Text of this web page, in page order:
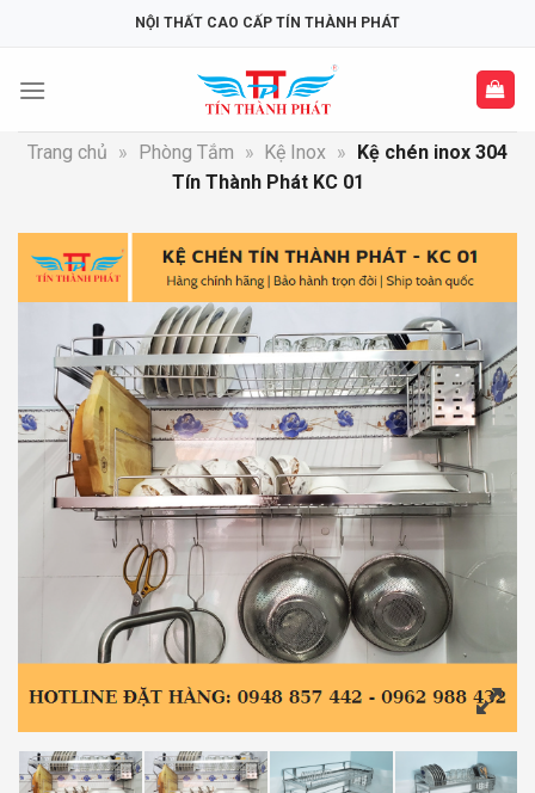
NỘI THẤT CAO CẤP TÍN THÀNH PHÁT
Trang chủ » Phòng Tắm » Kệ Inox » Kệ chén inox 304
Tín Thành Phát KC 01